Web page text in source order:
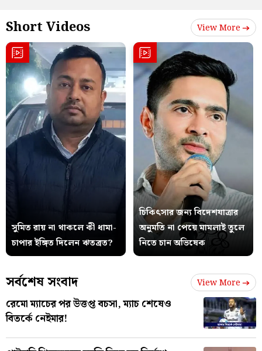
Short Videos View More
সুমিত রায় না থাকলে কী ধামা-
চাপার ইঙ্গিত দিলেন ঋতব্রত?
চিকিৎসার জন্য বিদেশযাত্রার
অনুমতি না পেয়ে মামলাই তুলে
নিতে চান অভিষেক
সর্বশেষ সংবাদ View More
রেমো ম্যাচের পর উত্তপ্ত বচসা, ম্যাচ শেষেও
বিতর্কে নেইমার!